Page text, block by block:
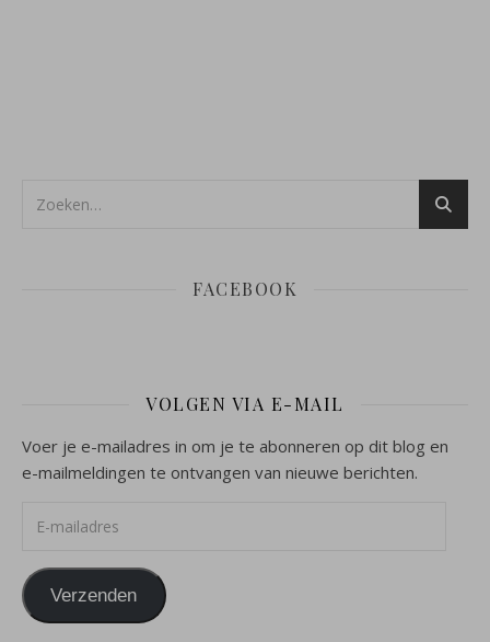
FACEBOOK
VOLGEN VIA E-MAIL
Voer je e-mailadres in om je te abonneren op dit blog en
e-mailmeldingen te ontvangen van nieuwe berichten.
Verzenden